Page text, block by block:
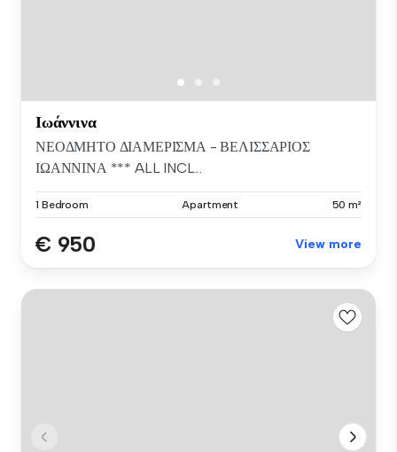
Ιωάννινα
ΝΕΟΔΜΗΤΟ ΔΙΑΜΕΡΙΣΜΑ - ΒΕΛΙΣΣΑΡΙΟΣ
ΙΩΑΝΝΙΝΑ *** ALL INCL...
1 Bedroom Apartment 50 m²
€ 950 View more